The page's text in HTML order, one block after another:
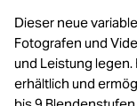
Dieser neue
Fotografen und
und Leistung
erhältlich und